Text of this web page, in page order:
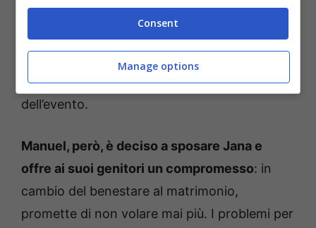
Martina. Preoccupazioni per Alonso e Cruz,
che continuano a voler impedire il matrimonio
fra Manuel e Jana, specie ora che le famiglie
degli amici di Manuel hanno saputo
dell’evento.
Manuel, però, è deciso a sposare Jana e
offre ai suoi genitori un compromesso: in
cambio del benestare al matrimonio,
promette di non volare mai più. I problemi per
Consent
Manage options